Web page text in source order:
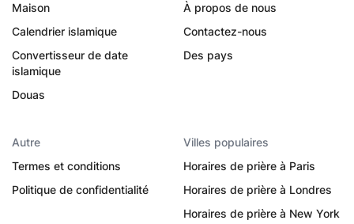
Maison
Calendrier islamique
Convertisseur de date
islamique
Douas
À propos de nous
Contactez-nous
Des pays
Autre
Termes et conditions
Politique de confidentialité
Villes populaires
Horaires de prière à Paris
Horaires de prière à Londres
Horaires de prière à New York